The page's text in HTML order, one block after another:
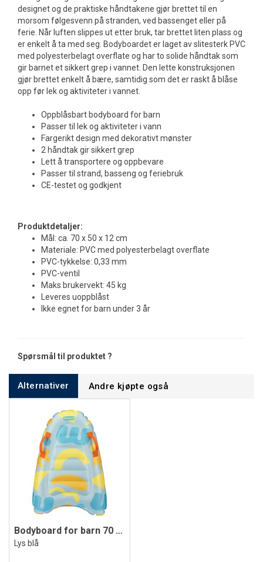
designet og de praktiske håndtakene gjør brettet til en
morsom følgesvenn på stranden, ved bassenget eller på
ferie. Når luften slippes ut etter bruk, tar brettet liten plass og
er enkelt å ta med seg. Bodyboardet er laget av slitesterk PVC
med polyesterbelagt overflate og har to solide håndtak som
gir barnet et sikkert grep i vannet. Den lette konstruksjonen
gjør brettet enkelt å bære, samtidig som det er raskt å blåse
opp før lek og aktiviteter i vannet.
Oppblåsbart bodyboard for barn
Passer til lek og aktiviteter i vann
Fargerikt design med dekorativt mønster
2 håndtak gir sikkert grep
Lett å transportere og oppbevare
Passer til strand, basseng og feriebruk
CE-testet og godkjent
Produktdetaljer:
Mål: ca. 70 x 50 x 12 cm
Materiale: PVC med polyesterbelagt overflate
PVC-tykkelse: 0,33 mm
PVC-ventil
Maks brukervekt: 45 kg
Leveres uoppblåst
Ikke egnet for barn under 3 år
Spørsmål til produktet ?
Alternativer Andre kjøpte også
Bodyboard for barn 70 cm
Lys blå